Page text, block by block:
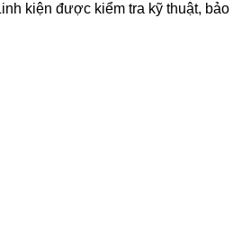
kiện được kiểm tra kỹ thuật,